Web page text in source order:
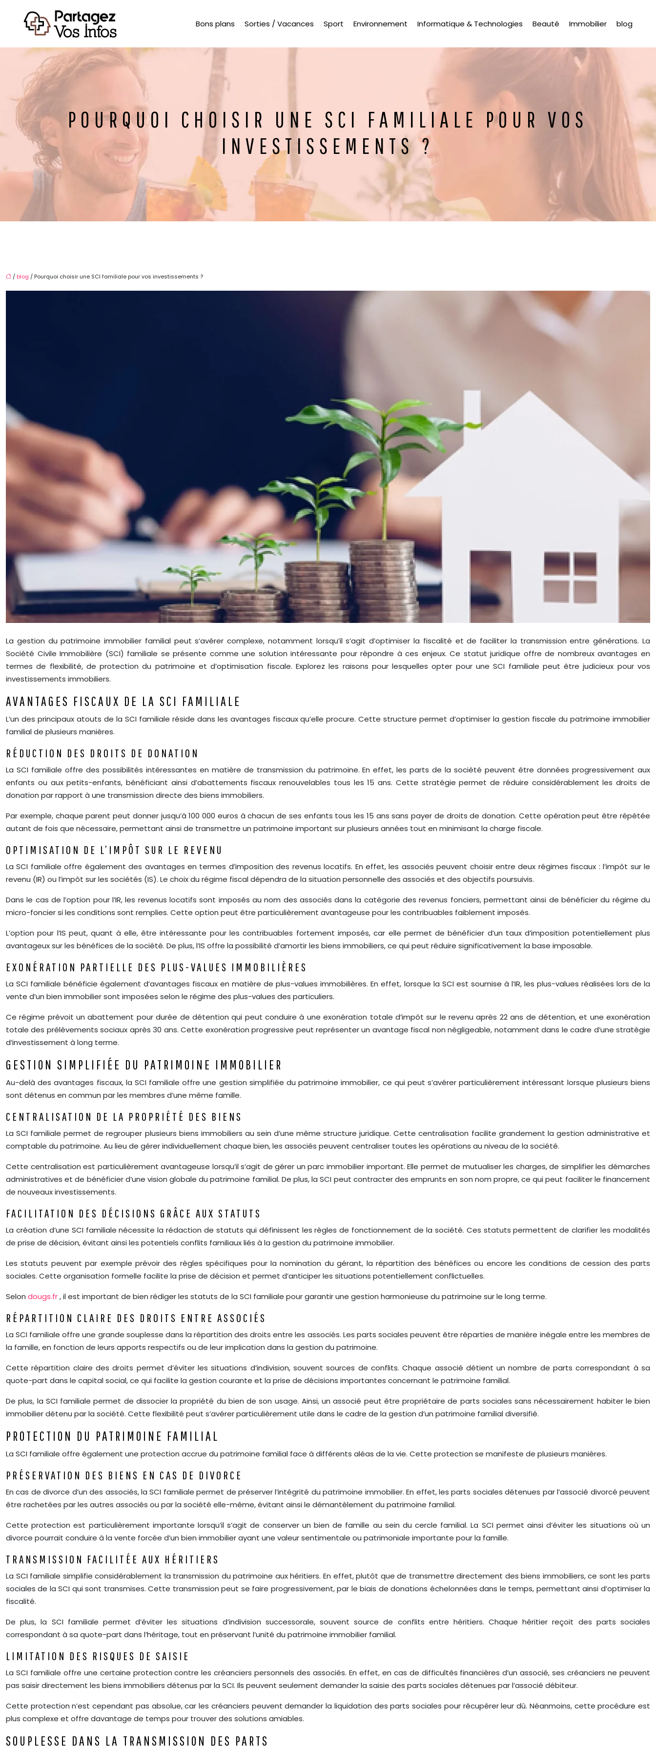
Bons plans Sorties / Vacances Sport Environnement Informatique & Technologies Beauté Immobilier blog
POURQUOI CHOISIR UNE SCI FAMILIALE POUR VOS
INVESTISSEMENTS ?
/ blog / Pourquoi choisir une SCI familiale pour vos investissements ?
La gestion du patrimoine immobilier familial peut s’avérer complexe, notamment lorsqu’il s’agit d’optimiser la fiscalité et de faciliter la transmission entre générations. La
Société Civile Immobilière (SCI) familiale se présente comme une solution intéressante pour répondre à ces enjeux. Ce statut juridique offre de nombreux avantages en
termes de flexibilité, de protection du patrimoine et d’optimisation fiscale. Explorez les raisons pour lesquelles opter pour une SCI familiale peut être judicieux pour vos
investissements immobiliers.
AVANTAGES FISCAUX DE LA SCI FAMILIALE
L’un des principaux atouts de la SCI familiale réside dans les avantages fiscaux qu’elle procure. Cette structure permet d’optimiser la gestion fiscale du patrimoine immobilier
familial de plusieurs manières.
RÉDUCTION DES DROITS DE DONATION
La SCI familiale offre des possibilités intéressantes en matière de transmission du patrimoine. En effet, les parts de la société peuvent être données progressivement aux
enfants ou aux petits-enfants, bénéficiant ainsi d’abattements fiscaux renouvelables tous les 15 ans. Cette stratégie permet de réduire considérablement les droits de
donation par rapport à une transmission directe des biens immobiliers.
Par exemple, chaque parent peut donner jusqu’à 100 000 euros à chacun de ses enfants tous les 15 ans sans payer de droits de donation. Cette opération peut être répétée
autant de fois que nécessaire, permettant ainsi de transmettre un patrimoine important sur plusieurs années tout en minimisant la charge fiscale.
OPTIMISATION DE L’IMPÔT SUR LE REVENU
La SCI familiale offre également des avantages en termes d’imposition des revenus locatifs. En effet, les associés peuvent choisir entre deux régimes fiscaux : l’impôt sur le
revenu (IR) ou l’impôt sur les sociétés (IS). Le choix du régime fiscal dépendra de la situation personnelle des associés et des objectifs poursuivis.
Dans le cas de l’option pour l’IR, les revenus locatifs sont imposés au nom des associés dans la catégorie des revenus fonciers, permettant ainsi de bénéficier du régime du
micro-foncier si les conditions sont remplies. Cette option peut être particulièrement avantageuse pour les contribuables faiblement imposés.
L’option pour l’IS peut, quant à elle, être intéressante pour les contribuables fortement imposés, car elle permet de bénéficier d’un taux d’imposition potentiellement plus
avantageux sur les bénéfices de la société. De plus, l’IS offre la possibilité d’amortir les biens immobiliers, ce qui peut réduire significativement la base imposable.
EXONÉRATION PARTIELLE DES PLUS-VALUES IMMOBILIÈRES
La SCI familiale bénéficie également d’avantages fiscaux en matière de plus-values immobilières. En effet, lorsque la SCI est soumise à l’IR, les plus-values réalisées lors de la
vente d’un bien immobilier sont imposées selon le régime des plus-values des particuliers.
Ce régime prévoit un abattement pour durée de détention qui peut conduire à une exonération totale d’impôt sur le revenu après 22 ans de détention, et une exonération
totale des prélèvements sociaux après 30 ans. Cette exonération progressive peut représenter un avantage fiscal non négligeable, notamment dans le cadre d’une stratégie
d’investissement à long terme.
GESTION SIMPLIFIÉE DU PATRIMOINE IMMOBILIER
Au-delà des avantages fiscaux, la SCI familiale offre une gestion simplifiée du patrimoine immobilier, ce qui peut s’avérer particulièrement intéressant lorsque plusieurs biens
sont détenus en commun par les membres d’une même famille.
CENTRALISATION DE LA PROPRIÉTÉ DES BIENS
La SCI familiale permet de regrouper plusieurs biens immobiliers au sein d’une même structure juridique. Cette centralisation facilite grandement la gestion administrative et
comptable du patrimoine. Au lieu de gérer individuellement chaque bien, les associés peuvent centraliser toutes les opérations au niveau de la société.
Cette centralisation est particulièrement avantageuse lorsqu’il s’agit de gérer un parc immobilier important. Elle permet de mutualiser les charges, de simplifier les démarches
administratives et de bénéficier d’une vision globale du patrimoine familial. De plus, la SCI peut contracter des emprunts en son nom propre, ce qui peut faciliter le financement
de nouveaux investissements.
FACILITATION DES DÉCISIONS GRÂCE AUX STATUTS
La création d’une SCI familiale nécessite la rédaction de statuts qui définissent les règles de fonctionnement de la société. Ces statuts permettent de clarifier les modalités
de prise de décision, évitant ainsi les potentiels conflits familiaux liés à la gestion du patrimoine immobilier.
Les statuts peuvent par exemple prévoir des règles spécifiques pour la nomination du gérant, la répartition des bénéfices ou encore les conditions de cession des parts
sociales. Cette organisation formelle facilite la prise de décision et permet d’anticiper les situations potentiellement conflictuelles.
Selon dougs.fr, il est important de bien rédiger les statuts de la SCI familiale pour garantir une gestion harmonieuse du patrimoine sur le long terme.
RÉPARTITION CLAIRE DES DROITS ENTRE ASSOCIÉS
La SCI familiale offre une grande souplesse dans la répartition des droits entre les associés. Les parts sociales peuvent être réparties de manière inégale entre les membres de
la famille, en fonction de leurs apports respectifs ou de leur implication dans la gestion du patrimoine.
Cette répartition claire des droits permet d’éviter les situations d’indivision, souvent sources de conflits. Chaque associé détient un nombre de parts correspondant à sa
quote-part dans le capital social, ce qui facilite la gestion courante et la prise de décisions importantes concernant le patrimoine familial.
De plus, la SCI familiale permet de dissocier la propriété du bien de son usage. Ainsi, un associé peut être propriétaire de parts sociales sans nécessairement habiter le bien
immobilier détenu par la société. Cette flexibilité peut s’avérer particulièrement utile dans le cadre de la gestion d’un patrimoine familial diversifié.
PROTECTION DU PATRIMOINE FAMILIAL
La SCI familiale offre également une protection accrue du patrimoine familial face à différents aléas de la vie. Cette protection se manifeste de plusieurs manières.
PRÉSERVATION DES BIENS EN CAS DE DIVORCE
En cas de divorce d’un des associés, la SCI familiale permet de préserver l’intégrité du patrimoine immobilier. En effet, les parts sociales détenues par l’associé divorcé peuvent
être rachetées par les autres associés ou par la société elle-même, évitant ainsi le démantèlement du patrimoine familial.
Cette protection est particulièrement importante lorsqu’il s’agit de conserver un bien de famille au sein du cercle familial. La SCI permet ainsi d’éviter les situations où un
divorce pourrait conduire à la vente forcée d’un bien immobilier ayant une valeur sentimentale ou patrimoniale importante pour la famille.
TRANSMISSION FACILITÉE AUX HÉRITIERS
La SCI familiale simplifie considérablement la transmission du patrimoine aux héritiers. En effet, plutôt que de transmettre directement des biens immobiliers, ce sont les parts
sociales de la SCI qui sont transmises. Cette transmission peut se faire progressivement, par le biais de donations échelonnées dans le temps, permettant ainsi d’optimiser la
fiscalité.
De plus, la SCI familiale permet d’éviter les situations d’indivision successorale, souvent source de conflits entre héritiers. Chaque héritier reçoit des parts sociales
correspondant à sa quote-part dans l’héritage, tout en préservant l’unité du patrimoine immobilier familial.
LIMITATION DES RISQUES DE SAISIE
La SCI familiale offre une certaine protection contre les créanciers personnels des associés. En effet, en cas de difficultés financières d’un associé, ses créanciers ne peuvent
pas saisir directement les biens immobiliers détenus par la SCI. Ils peuvent seulement demander la saisie des parts sociales détenues par l’associé débiteur.
Cette protection n’est cependant pas absolue, car les créanciers peuvent demander la liquidation des parts sociales pour récupérer leur dû. Néanmoins, cette procédure est
plus complexe et offre davantage de temps pour trouver des solutions amiables.
SOUPLESSE DANS LA TRANSMISSION DES PARTS